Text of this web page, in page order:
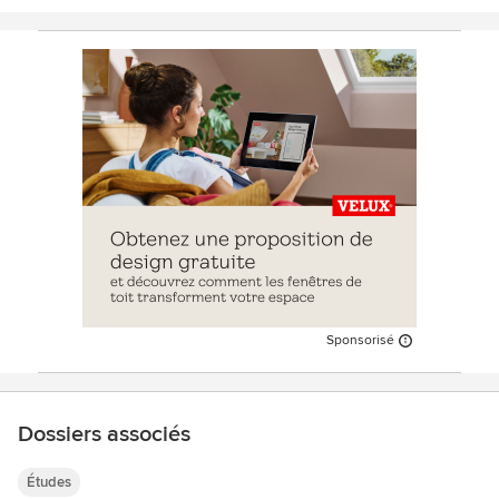
Sponsorisé
Dossiers associés
Études